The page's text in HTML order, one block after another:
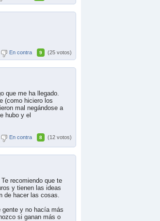
En contra 9 (25 votos)
que me ha llegado.
(como hiciero los
mal negándose a
hubo y el
En contra 8 (12 votos)
recomiendo que te
y tienen las ideas
de hacer las cosas.
gente y no hacía más
si ganan más o